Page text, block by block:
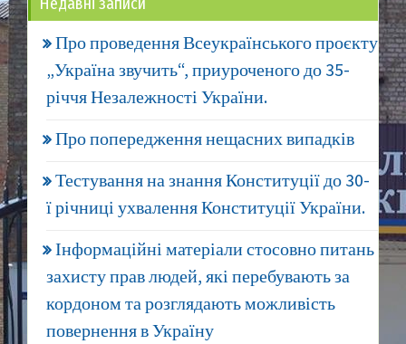
Про проведення Всеукраїнського проєкту
„Україна звучить“, приуроченого до 35-
річчя Незалежності України.
Про попередження нещасних випадків
Тестування на знання Конституції до 30-
ї річниці ухвалення Конституції України.
Інформаційні матеріали стосовно питань
захисту прав людей, які перебувають за
кордоном та розглядають можливість
повернення в Україну